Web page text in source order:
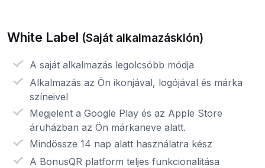
White Label (Saját alkalmazásklón)
A saját alkalmazás legolcsóbb módja
Alkalmazás az Ön ikonjával, logójával és márka
színeivel
Megjelent a Google Play és az Apple Store
áruházban az Ön márkaneve alatt.
Mindössze 14 nap alatt használatra kész
A BonusQR platform teljes funkcionalitása